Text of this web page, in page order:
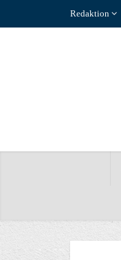
Redaktion